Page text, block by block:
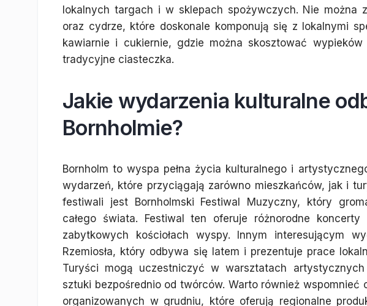
lokalnych targach i w sklepach spożywczych. Nie można
oraz cydrze, które doskonale komponują się z lokalnymi
kawiarnie i cukiernie, gdzie można skosztować
tradycyjne ciasteczka.
Jakie wydarzenia kulturalne
Bornholmie?
Bornholm to wyspa pełna życia kulturalnego i
wydarzeń, które przyciągają zarówno mieszkańców, jak i
festiwali jest Bornholmski Festiwal Muzyczny, który
całego świata. Festiwal ten oferuje różnorodne
zabytkowych kościołach wyspy. Innym interesującym
Rzemiosła, który odbywa się latem i prezentuje prace
Turyści mogą uczestniczyć w warsztatach artystycznych
sztuki bezpośrednio od twórców. Warto również wspomnieć
organizowanych w grudniu, które oferują regionalne